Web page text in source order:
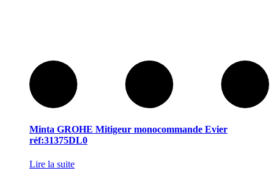
Minta GROHE Mitigeur monocommande Evier
réf:31375DL0
Lire la suite